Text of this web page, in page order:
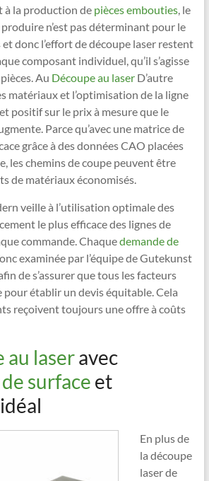
à la production de pièces embouties, le
n’est pas déterminant pour le
et donc l’effort de découpe laser restent
composant individuel, qu’il s’agisse
Au Découpe au laserD’autre
matériaux et l’optimisation de la ligne
positif sur le prix à mesure que le
Parce qu’avec une matrice de
grâce à des données CAO placées
les chemins de coupe peuvent être
de matériaux économisés.
veille à l’utilisation optimale des
le plus efficace des lignes de
commande. Chaquedemande de
examinée par l’équipe de Gutekunst
de s’assurer que tous les facteurs
établir un devis équitable. Cela
reçoivent toujours une offre à coûts
au laseravec
surface et
En plus de
la découpe
laser de